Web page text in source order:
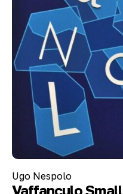
Ugo Nespolo
Vaffanculo Small